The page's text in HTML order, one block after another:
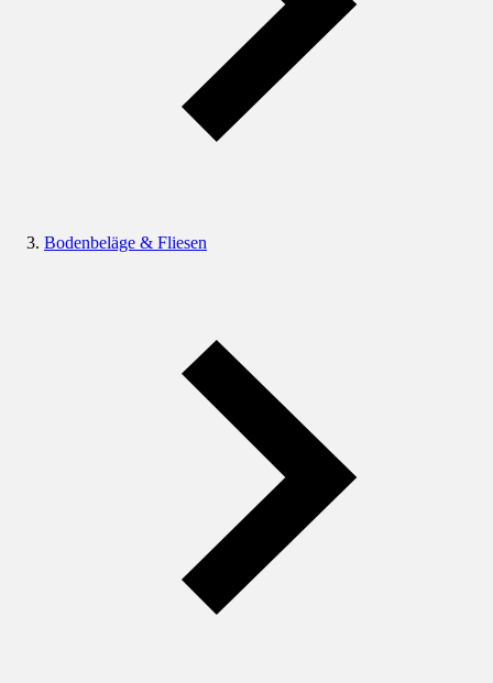
Bodenbeläge & Fliesen